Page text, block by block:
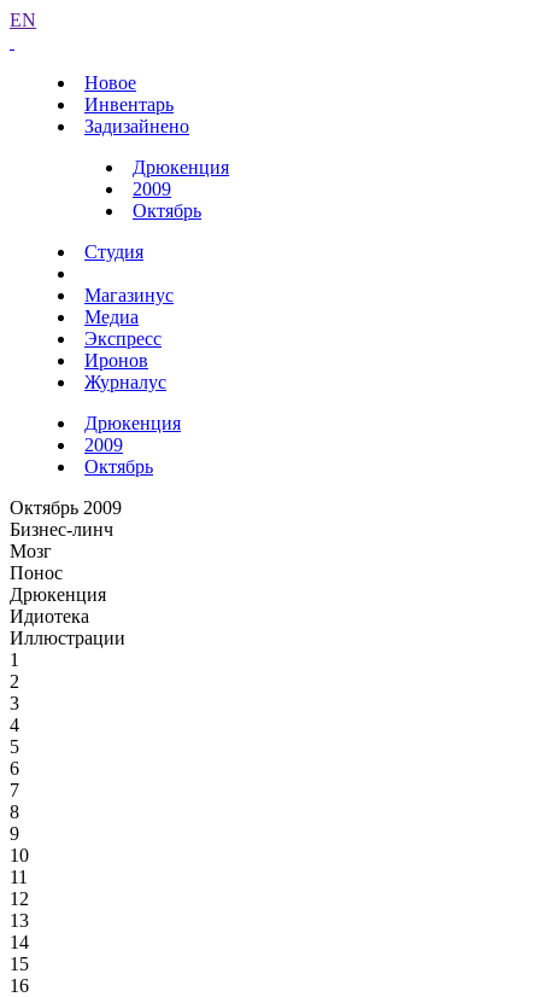
EN
Новое
Инвентарь
Задизайнено
Дрюкенция
2009
Октябрь
Студия
Магазинус
Медиа
Экспресс
Иронов
Журналус
Дрюкенция
2009
Октябрь
Октябрь 2009
Бизнес-линч
Мозг
Понос
Дрюкенция
Идиотека
Иллюстрации
1
2
3
4
5
6
7
8
9
10
11
12
13
14
15
16